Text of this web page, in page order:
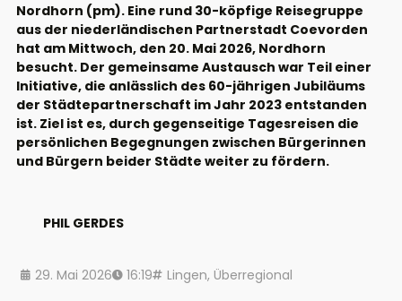
Nordhorn (pm). Eine rund 30-köpfige Reisegruppe
aus der niederländischen Partnerstadt Coevorden
hat am Mittwoch, den 20. Mai 2026, Nordhorn
besucht. Der gemeinsame Austausch war Teil einer
Initiative, die anlässlich des 60-jährigen Jubiläums
der Städtepartnerschaft im Jahr 2023 entstanden
ist. Ziel ist es, durch gegenseitige Tagesreisen die
persönlichen Begegnungen zwischen Bürgerinnen
und Bürgern beider Städte weiter zu fördern.
PHIL GERDES
29. Mai 2026 16:19 Lingen, Überregional